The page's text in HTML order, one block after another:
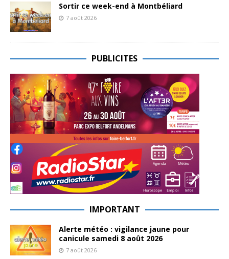
Sortir ce week-end à Montbéliard
7 août 2026
PUBLICITES
IMPORTANT
Alerte météo : vigilance jaune pour
canicule samedi 8 août 2026
7 août 2026